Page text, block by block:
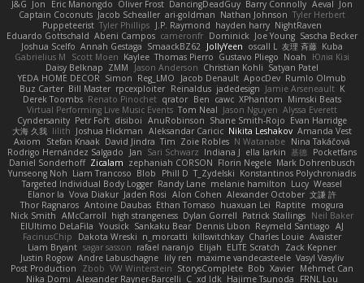
J&G Jon Eric Manongdo Oliver Frost DancingDeadGuy Barry Connolly Aeval Jon
Captain Coconuts Jacob Schealler ari-goldman Nathan Johnson Tyler Herbert
Puppeteerist Tyler Phillips J.P. Raymond hayden harry NightRaven
Eduardo Gottschald Abeni Campos cameronfr Dominick Joe Young Sascha Becker
Joshua Scelfo Annah Gestaga SmaackBZ62 JollyYeen oscall L 友理 斉藤 Kuba
Gabrielius M
Scott Moen Kaylee Thomas Pierro Gustavo Pliego Noah
Юлія Кізі
Daisy Belknap ZMM Jason Anderson Christian Kohli Satyan Patel
YEDA HOME DECOR Simon Reg_LMO Jacob Denault ApocDev Rumlo Olmub
Buz Carter Bill Master rpcexploiter Reinaldus jadedesign Jamie Arseneault K
Derek Toombs Renato Pinochet qrator Ben cawc XPhantom Mimski Beats
Virtual Performing Live Music Events Tom Neal Jason Nguyen Alyssa Everett
Cyndersanity Petr Fořt disiboi AnuRobinson Shane Smith-Rojo Evan Harridge
大海 久我 lilith Joshua Hickman Aleksandar Caricic Nikita Leshakov Amanda Vest
Axiom
Stefan Knaak David Jindra Tim Zoie Robles N Watanabe Nina Takáčová
Rodrigo Hernández Salgado
Jan Sari Schwarz Indiana J ella larkin 基德 Pocketfans
Daniel Sonderhoff Zicalam zephaniah CORSON Florin Negele Mark Dohrenbusch
Yunseong Noh Liam Trancoso Blob Phill D T_Zydelski Konstantinos Polychroniadis
Targeted Individual Body Logger Randy Lane melanie hamilton Lucy Weasel
Elanor la Vova Diakur Jaden Rosi Alon Cohen Alexander October 文謙 許
Thor Ragnaros Antoine Daubas Ethan Tomaso huaxuan Lei Raptite mogura
Nick Smith AMcCarroll high strangeness Dylan Gorrell Patrick Stallings Neil Baker
ElUltimo DeLaFila Yousick Sankaku Bear Dennis Libon Reymeld Santiago AJ
FacinusChip
Dakota Wreski n_morcatti killswitchkay Charles Louie Avaister
Liam Bryant sagar sasson rafael naranjo Elijah ELITE Scratch
Zack Kepner
Justin Rogow Andre Labuschagne lily ren maxime vandecasteele Vasyl Vasyliv
Post Production
Zbob VW Winterstein StorysComplete Bob Xavier Mehmet Can
Nika Domi Alexander Rayner-Barcelli C xd Idk Hajime Tsunoda
FRNL Lou